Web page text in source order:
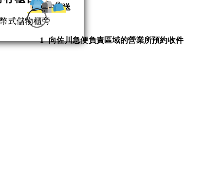
式儲物櫃旁
從家中寄送
1 向佐川急便負責區域的營業所預約收件